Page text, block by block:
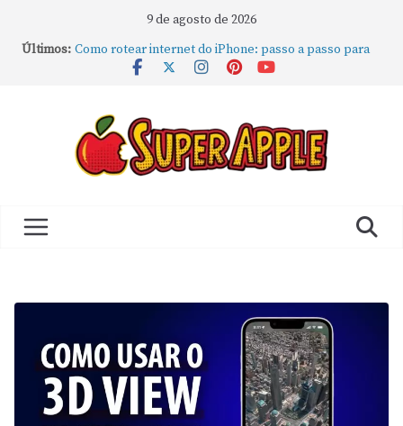
9 de agosto de 2026
Últimos: Como rotear internet do iPhone: passo a passo para
compartilhar a conexão
Como fechar rapidamente todas as janelas ou
aplicativos abertos no Mac
Como gravar tela do MacBook: passo a passo simples